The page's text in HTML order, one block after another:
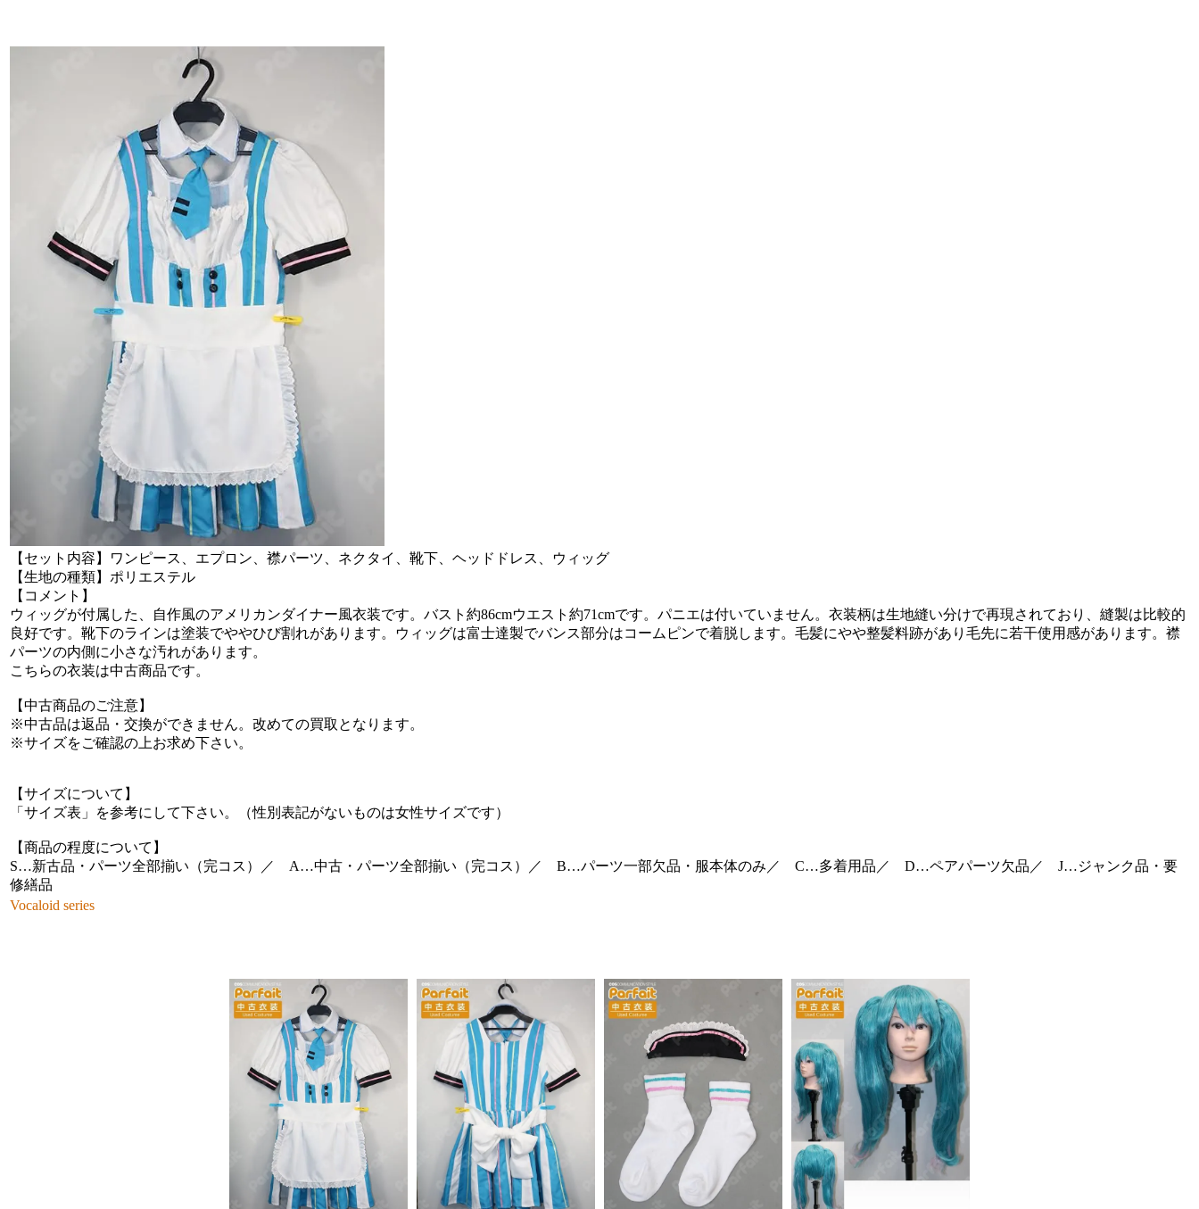
【セット内容】ワンピース、エプロン、襟パーツ、ネクタイ、靴下、ヘッドドレス、ウィッグ
【生地の種類】ポリエステル
【コメント】
ウィッグが付属した、自作風のアメリカンダイナー風衣装です。バスト約86cmウエスト約71cmです。パニエは付いていません。衣装柄は生地縫い分けで再現されており、縫製は比較的
良好です。靴下のラインは塗装でややひび割れがあります。ウィッグは富士達製でバンス部分はコームピンで着脱します。毛髪にやや整髪料跡があり毛先に若干使用感があります。襟
パーツの内側に小さな汚れがあります。
こちらの衣装は中古商品です。
【中古商品のご注意】
※中古品は返品・交換ができません。改めての買取となります。
※サイズをご確認の上お求め下さい。
【サイズについて】
「サイズ表」を参考にして下さい。（性別表記がないものは女性サイズです）
【商品の程度について】
S…新古品・パーツ全部揃い（完コス）／ A…中古・パーツ全部揃い（完コス）／ B…パーツ一部欠品・服本体のみ／ C…多着用品／ D…ペアパーツ欠品／ J…ジャンク品・要
修繕品
Vocaloid series